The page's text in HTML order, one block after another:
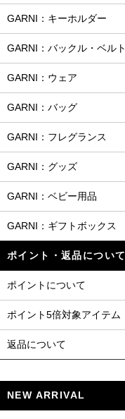
GARNI：キーホルダー
GARNI：バックル・ベルト
GARNI：ウェア
GARNI：バッグ
GARNI：フレグランス
GARNI：グッズ
GARNI：ベビー用品
GARNI：ギフトボックス
ポイント・返品について
ポイントについて
ポイント5倍対象アイテム
返品について
NEW ARRIVAL